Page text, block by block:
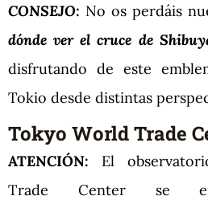
CONSEJO: No os perdáis
dónde ver el cruce de
disfrutando de este
Tokio desde distintas
Tokyo World Trade
ATENCIÓN: El
Trade Center se